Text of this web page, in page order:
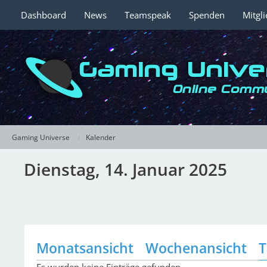
Dashboard News Teamspeak Spenden
Gaming Universe Kalender
Dienstag, 14. Januar 2025
Monatsansicht Wochenansicht